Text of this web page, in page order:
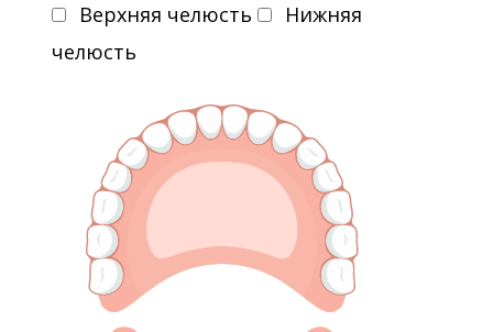
Верхняя челюсть
Нижняя
челюсть